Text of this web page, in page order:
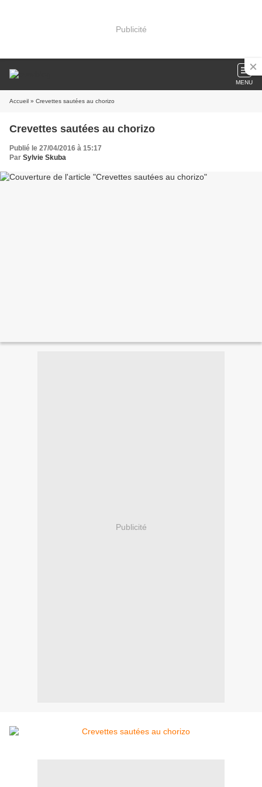
Publicité
MENU
Accueil » Crevettes sautées au chorizo
Crevettes sautées au chorizo
Publié le 27/04/2016 à 15:17
Par Sylvie Skuba
Publicité